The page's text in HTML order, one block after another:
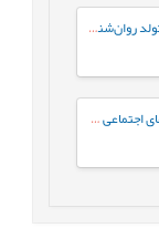
نقش میانجی خودکارآمدی در رابطه‌ بین ترتیب تولد روان‌شناختی و جوخانواده با رفتارهای جامعه پسند در دانشجویان
رابطه صفات تاریک شخصیت و اعتیاد به شبکه‌های اجتماعی مجازی با نقش میانجی سبک‌های مقابله‌ای